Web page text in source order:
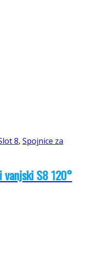
8, Spojnice za
vanjski S8 120°